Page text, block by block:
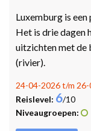
Luxemburg is
Het is drie dagen
uitzichten met de
(rivier).
24-04-2026 t/m
Reislevel: 6/10
Niveaugroepen: